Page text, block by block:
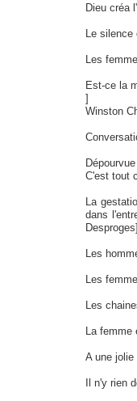
Dieu créa
Le
Les
Est-ce la
Winston
C'est tout
La
dans
Desproges]
Les
Les
Les
La femme
A une
Il n'y rien